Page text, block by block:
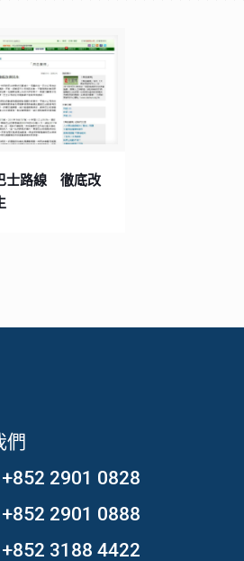
士路線 徹底改
們
+852 2901 0828
+852 2901 0888
3188 4422